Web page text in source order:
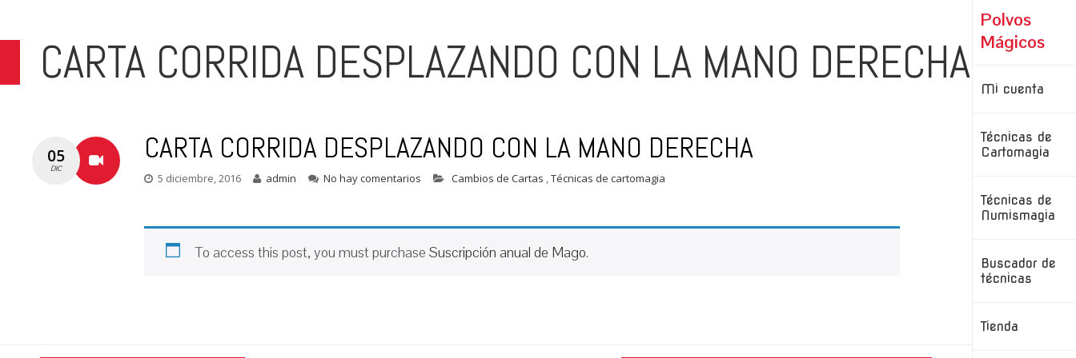
Polvos
Mágicos
Mi cuenta
Técnicas de
Cartomagia
Técnicas de
Numismagia
Buscador de
técnicas
Tienda
CARTA CORRIDA DESPLAZANDO CON LA MANO DERECHA
05
DIC
CARTA CORRIDA DESPLAZANDO CON LA MANO DERECHA
5 diciembre, 2016 admin No hay comentarios Cambios de Cartas ,Técnicas de cartomagia
To access this post, you must purchase Suscripción anual de Mago.